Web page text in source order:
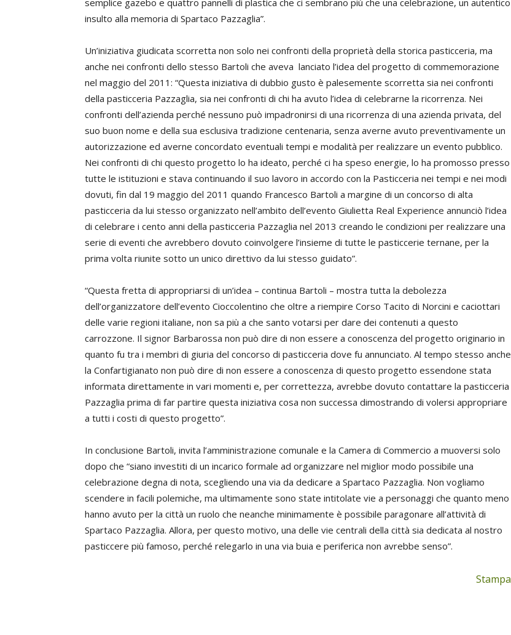
semplice gazebo e quattro pannelli di plastica che ci sembrano più che una celebrazione, un autentico
insulto alla memoria di Spartaco Pazzaglia”.
Un’iniziativa giudicata scorretta non solo nei confronti della proprietà della storica pasticceria, ma
anche nei confronti dello stesso Bartoli che aveva lanciato l’idea del progetto di commemorazione
nel maggio del 2011: “Questa iniziativa di dubbio gusto è palesemente scorretta sia nei confronti
della pasticceria Pazzaglia, sia nei confronti di chi ha avuto l’idea di celebrarne la ricorrenza. Nei
confronti dell’azienda perché nessuno può impadronirsi di una ricorrenza di una azienda privata, del
suo buon nome e della sua esclusiva tradizione centenaria, senza averne avuto preventivamente un
autorizzazione ed averne concordato eventuali tempi e modalità per realizzare un evento pubblico.
Nei confronti di chi questo progetto lo ha ideato, perché ci ha speso energie, lo ha promosso presso
tutte le istituzioni e stava continuando il suo lavoro in accordo con la Pasticceria nei tempi e nei modi
dovuti, fin dal 19 maggio del 2011 quando Francesco Bartoli a margine di un concorso di alta
pasticceria da lui stesso organizzato nell’ambito dell’evento Giulietta Real Experience annunciò l’idea
di celebrare i cento anni della pasticceria Pazzaglia nel 2013 creando le condizioni per realizzare una
serie di eventi che avrebbero dovuto coinvolgere l’insieme di tutte le pasticcerie ternane, per la
prima volta riunite sotto un unico direttivo da lui stesso guidato”.
“Questa fretta di appropriarsi di un’idea – continua Bartoli – mostra tutta la debolezza
dell’organizzatore dell’evento Cioccolentino che oltre a riempire Corso Tacito di Norcini e caciottari
delle varie regioni italiane, non sa più a che santo votarsi per dare dei contenuti a questo
carrozzone. Il signor Barbarossa non può dire di non essere a conoscenza del progetto originario in
quanto fu tra i membri di giuria del concorso di pasticceria dove fu annunciato. Al tempo stesso anche
la Confartigianato non può dire di non essere a conoscenza di questo progetto essendone stata
informata direttamente in vari momenti e, per correttezza, avrebbe dovuto contattare la pasticceria
Pazzaglia prima di far partire questa iniziativa cosa non successa dimostrando di volersi appropriare
a tutti i costi di questo progetto”.
In conclusione Bartoli, invita l’amministrazione comunale e la Camera di Commercio a muoversi solo
dopo che “siano investiti di un incarico formale ad organizzare nel miglior modo possibile una
celebrazione degna di nota, scegliendo una via da dedicare a Spartaco Pazzaglia. Non vogliamo
scendere in facili polemiche, ma ultimamente sono state intitolate vie a personaggi che quanto meno
hanno avuto per la città un ruolo che neanche minimamente è possibile paragonare all’attività di
Spartaco Pazzaglia. Allora, per questo motivo, una delle vie centrali della città sia dedicata al nostro
pasticcere più famoso, perché relegarlo in una via buia e periferica non avrebbe senso”.
Stampa